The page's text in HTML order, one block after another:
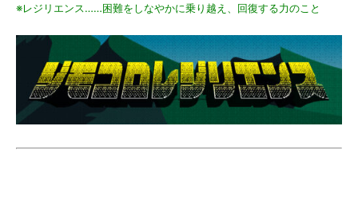
※レジリエンス……困難をしなやかに乗り越え、回復する力のこと